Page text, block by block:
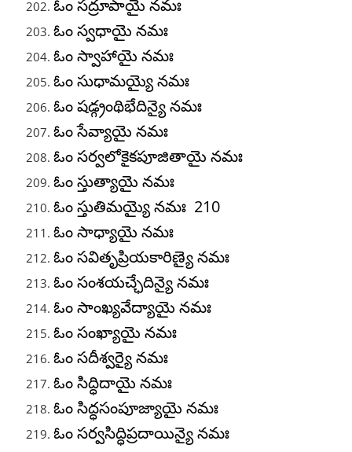
ఓం సద్రూపాయై నమః
ఓం స్వధాయై నమః
ఓం స్వాహాయై నమః
ఓం సుధామయ్యై నమః
ఓం షడ్గ్రంథిభేదిన్యై నమః
ఓం సేవ్యాయై నమః
ఓం సర్వలోకైకపూజితాయై నమః
ఓం స్తుత్యాయై నమః
ఓం స్తుతిమయ్యై నమః 210
ఓం సాధ్యాయై నమః
ఓం సవితృప్రియకారిణ్యై నమః
ఓం సంశయచ్ఛేదిన్యై నమః
ఓం సాంఖ్యవేద్యాయై నమః
ఓం సంఖ్యాయై నమః
ఓం సదీశ్వర్యై నమః
ఓం సిద్ధిదాయై నమః
ఓం సిద్ధసంపూజ్యాయై నమః
ఓం సర్వసిద్ధిప్రదాయిన్యై నమః